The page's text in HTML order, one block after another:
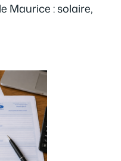
Maurice : solaire,